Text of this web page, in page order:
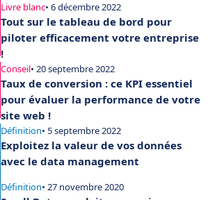
Livre blanc• 6 décembre 2022
Tout sur le tableau de bord pour
piloter efficacement votre entreprise
!
Conseil• 20 septembre 2022
Taux de conversion : ce KPI essentiel
pour évaluer la performance de votre
site web !
Définition• 5 septembre 2022
Exploitez la valeur de vos données
avec le data management
Définition• 27 novembre 2020